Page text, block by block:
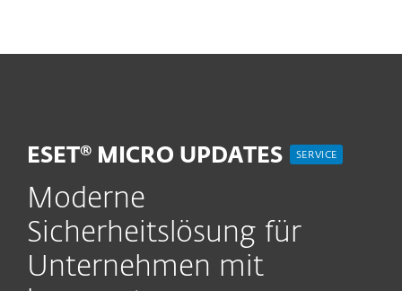
ESET® MICRO UPDATES SERVICE
Moderne
Sicherheitslösung für
Unternehmen mit